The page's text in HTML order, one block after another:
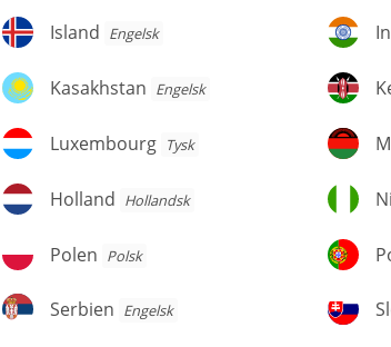
Island
Island Engelsk
Kasakhstan
Kasakhstan Engelsk
Luxembourg
Luxembourg Tysk
Holland
Holland Hollandsk
Polen
Polen Polsk
Serbien
Serbien Engelsk